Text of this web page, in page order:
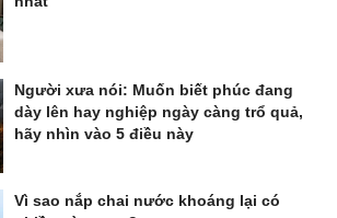
Người xưa nói: Muốn biết phúc đang
dày lên hay nghiệp ngày càng trổ quả,
hãy nhìn vào 5 điều này
Vì sao nắp chai nước khoáng lại có